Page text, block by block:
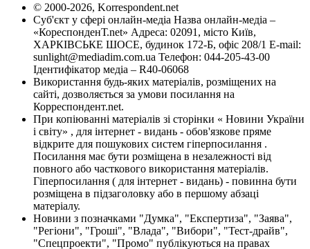
© 2000-2026, Korrespondent.net
Суб'єкт у сфері онлайн-медіа Назва онлайн-медіа –
«КореспонденТ.net» Адреса: 02091, місто Київ,
ХАРКІВСЬКЕ ШОСЕ, будинок 172-Б, офіс 208/1 E-mail:
sunlight@mediadim.com.ua Телефон: 044-205-43-00
Ідентифікатор медіа – R40-06068
Використання будь-яких матеріалів, розміщених на
сайті, дозволяється за умови посилання на
Корреспондент.net.
При копіюванні матеріалів зі сторінки « Новини України
і світу» , для інтернет - видань - обов'язкове пряме
відкрите для пошукових систем гіперпосилання .
Посилання має бути розміщена в незалежності від
повного або часткового використання матеріалів.
Гіперпосилання ( для інтернет - видань) - повинна бути
розміщена в підзаголовку або в першому абзаці
матеріалу.
Новини з позначками "Думка", "Експертиза", "Заява",
"Регіони", "Гроші", "Влада", "Вибори", "Тест-драйв",
"Спецпроекти", "Промо" публікуються на правах